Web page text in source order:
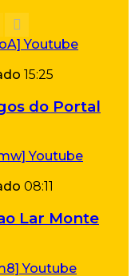
15:25
do Portal
08:11
Lar Monte